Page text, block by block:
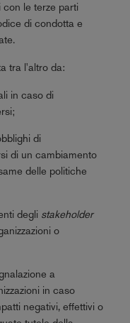
le terze parti
di condotta e
tra l'altro da:
in caso di
di
di un cambiamento
delle politiche
degli stakeholder
o
a
in caso
negativi, effettivi o